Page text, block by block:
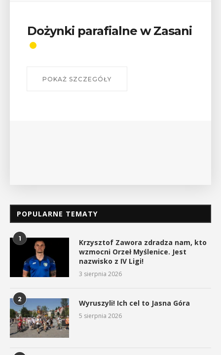
Wykład „Jak zdobyć
odznaki na myślenickich
W środę 12 sierpnia o godz. 17 w Miejskiej
POPULARNE TEMATY
1
Krzysztof Zawora zdradza nam, kto
wzmocni Orzeł Myślenice. Jest
nazwisko z IV Ligi!
3 sierpnia 2026
2 Wyruszyli! Ich cel to Jasna Góra
5 sierpnia 2026